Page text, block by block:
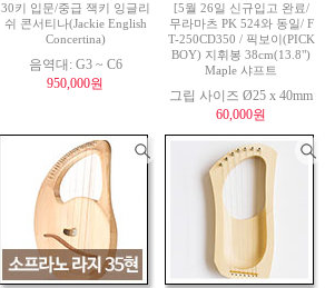
30키 입문/중급 잭키 잉글리
쉬 콘서티나(Jackie English
Concertina)
음역대: G3 ~ C6
950,000원
[5월 26일 신규입고 완료/
무라마츠 PK 524와 동일/ F
T-250CD350 / 픽보이(PICK
BOY) 지휘봉 38cm(13.8")
Maple 샤프트
그립 사이즈 Ø25 x 40mm
60,000원